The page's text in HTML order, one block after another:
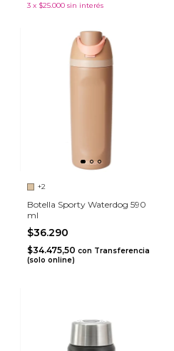
3 x $25.000 sin interés
+2
Botella Sporty Waterdog 590
ml
$36.290
$34.475,50 con Transferencia
(solo online)